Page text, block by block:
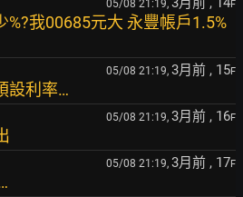
05/08 21:19, F
%?我00685元大 永豐帳戶1.5%
05/08 21:19, 3月前 , 15F
設利率…
05/08 21:19, 3月前 , 16F
05/08 21:19, 3月前 , 17F